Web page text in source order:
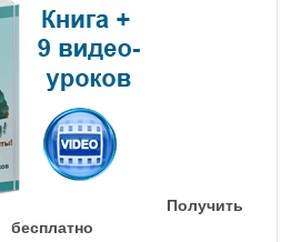
Получить
бесплатно